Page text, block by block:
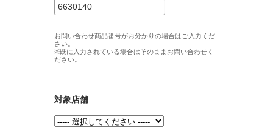
お問い合わせ商品番号がお分かりの場合はご入力くだ
さい。
※既に入力されている場合はそのままお問い合わせく
ださい。
対象店舗